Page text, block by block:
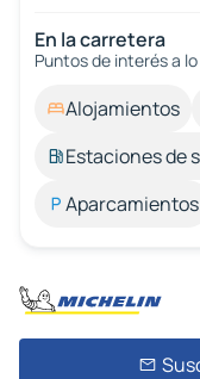
En la carretera
Puntos de interés a
Alojamientos
Estaciones de
Aparcamientos